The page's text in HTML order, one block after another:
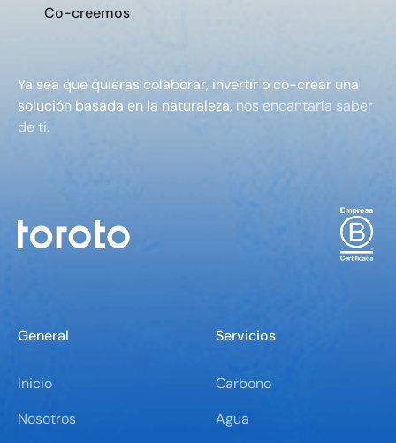
Co-creemos
Ya sea que quieras colaborar, invertir o co-crear una
solución basada en la naturaleza, nos encantaría saber
de ti.
General
Inicio
Nosotros
Servicios
Carbono
Agua